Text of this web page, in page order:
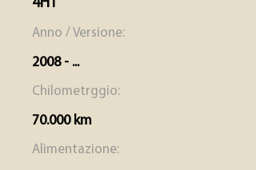
4HT
Anno / Versione:
2008 - ...
Chilometrggio:
70.000 km
Alimentazione: